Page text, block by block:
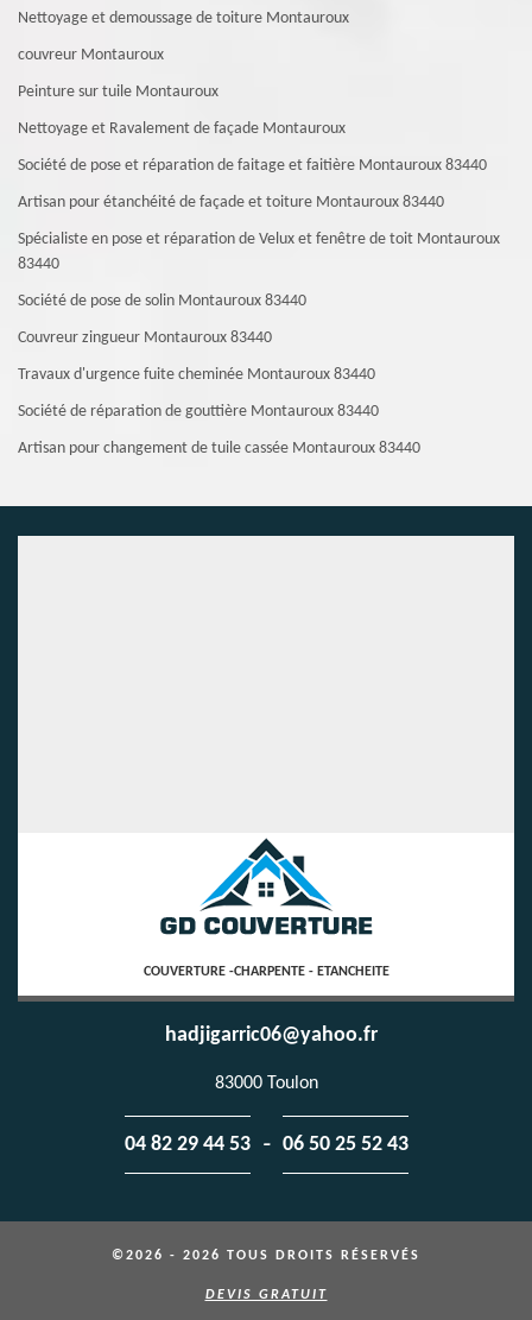
Nettoyage et demoussage de toiture Montauroux
couvreur Montauroux
Peinture sur tuile Montauroux
Nettoyage et Ravalement de façade Montauroux
Société de pose et réparation de faitage et faitière Montauroux 83440
Artisan pour étanchéité de façade et toiture Montauroux 83440
Spécialiste en pose et réparation de Velux et fenêtre de toit Montauroux
83440
Société de pose de solin Montauroux 83440
Couvreur zingueur Montauroux 83440
Travaux d'urgence fuite cheminée Montauroux 83440
Société de réparation de gouttière Montauroux 83440
Artisan pour changement de tuile cassée Montauroux 83440
COUVERTURE -CHARPENTE - ETANCHEITE
hadjigarric06@yahoo.fr
83000 Toulon
04 82 29 44 53 - 06 50 25 52 43
©2026 - 2026 TOUS DROITS RÉSERVÉS
DEVIS GRATUIT